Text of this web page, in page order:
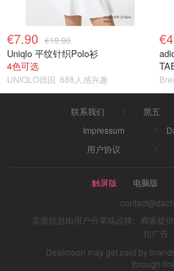
€7.90 €19.90
Uniqlo 平纹针织Polo衫
4色可选
UNIQLO德国 688人感兴趣
色
联系我们 黑五
Impressum
用户协议
触屏版 电脑版
页面信息由用户分享或品牌、商家提
扣广告
Dealmoon may get paid by
through